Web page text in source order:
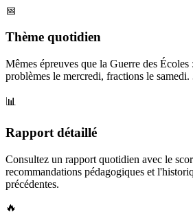
📅
Thème quotidien
Mêmes épreuves que la Guerre des
problèmes le mercredi, fractions le samedi.
📊
Rapport détaillé
Consultez un rapport quotidien avec le
recommandations pédagogiques et
précédentes.
🔥